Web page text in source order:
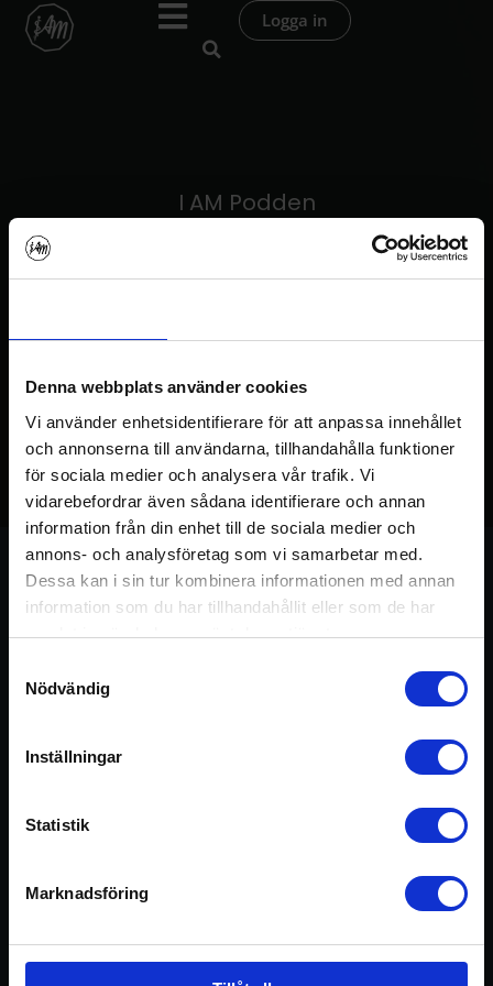
Denna webbplats använder cookies
Vi använder enhetsidentifierare för att anpassa innehållet
och annonserna till användarna, tillhandahålla funktioner
för sociala medier och analysera vår trafik. Vi
vidarebefordrar även sådana identifierare och annan
information från din enhet till de sociala medier och
annons- och analysföretag som vi samarbetar med.
Dessa kan i sin tur kombinera informationen med annan
information som du har tillhandahållit eller som de har
samlat in när du har använt deras tjänster.
Nödvändig
Inställningar
Statistik
Marknadsföring
Hoppa
Logga in
I AM Podden
I AM Podden
Avsnitt 236 – Dags för ett
yogiskt Nobelpris
9 december 2025
Om avsnittet
på Immunförsvar, HRV och Vagus stimulering – i relation till
Hosted on Acast. Seeacast.com/privacy
Föregående